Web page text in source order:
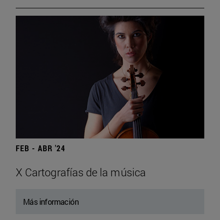
FEB - ABR '24
X Cartografías de la música
Más información